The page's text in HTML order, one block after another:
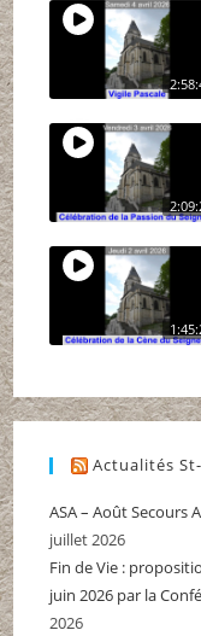
Actualités
ASA – Août Secours
juillet 2026
Fin de Vie :
juin 2026 par la
2026